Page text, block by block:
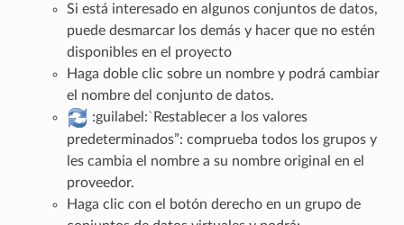
Si está interesado en algunos conjuntos de datos,
puede desmarcar los demás y hacer que no estén
disponibles en el proyecto
Haga doble clic sobre un nombre y podrá cambiar
el nombre del conjunto de datos.
:guilabel:` Restablecer a los valores
predeterminados”: comprueba todos los grupos y
les cambia el nombre a su nombre original en el
proveedor.
Haga clic con el botón derecho en un grupo de